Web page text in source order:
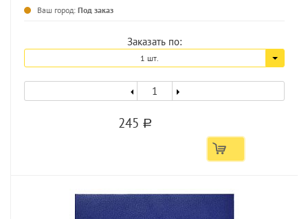
Ваш город: Под заказ
Заказать по:
1 шт.
245 a